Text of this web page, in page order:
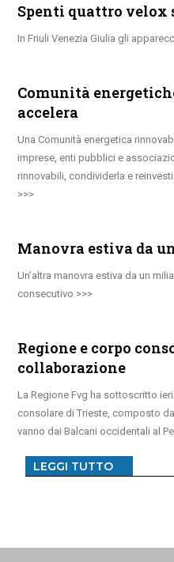
Spenti quattro velox
In Friuli Venezia Giulia gli
Comunità
accelera
Una Comunità energetica
imprese, enti pubblici e
rinnovabili, condividerla e
Manovra estiva da
Un’altra manovra estiva da un
consecutivo
Regione e corpo
collaborazione
La Regione Fvg ha sottoscritto
consolare di Trieste, composto
vanno dai Balcani occidentali al
LEGGI TUTTO